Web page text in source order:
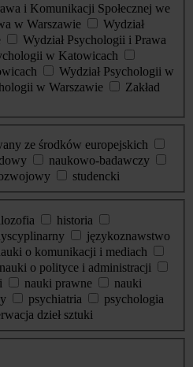
i Komunikacji Społecznej we
w Warszawie
Wydział
Wydział Psychologii i Prawa
w Katowicach
Wydział Psychologii w
w Warszawie
Zakład
ze środków europejskich
naukowo-badawczy
studencki
historia
językoznawstwo
o komunikacji i mediach
nauki o polityce i administracji
nauki prawne
nauki
psychiatria
psychologia
dzieł sztuki